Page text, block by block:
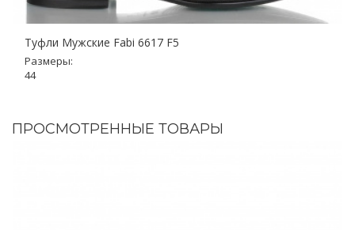
Туфли Мужские Fabi 6617 F5
Размеры:
44
ПРОСМОТРЕННЫЕ ТОВАРЫ